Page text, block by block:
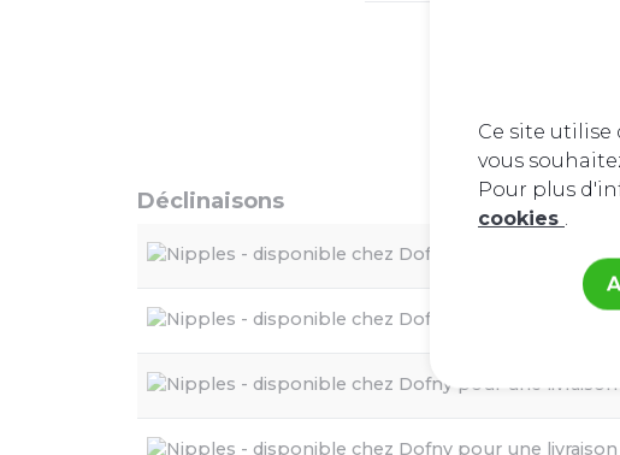
Déclinaisons
Ce site utilise
vous
Pour plus
cookies .